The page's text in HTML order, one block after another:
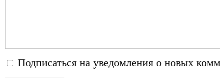
Подписаться на уведомления о новых